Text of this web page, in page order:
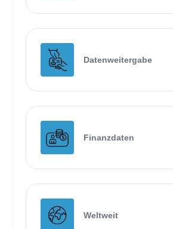
Datenweitergabe
Finanzdaten
Weltweit